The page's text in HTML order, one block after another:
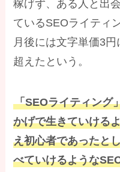
稼げず、ある人と出
ているSEOライティ
月後には文字単価3
超えたという。
「SEOライティング
かげで生きていける
え初心者であったと
べていけるような